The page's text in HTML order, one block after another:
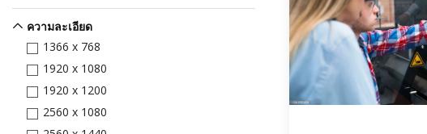
ความละเอียด
1366 x 768
1920 x 1080
1920 x 1200
2560 x 1080